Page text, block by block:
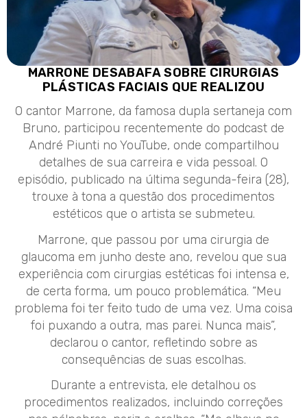
MARRONE DESABAFA SOBRE CIRURGIAS
PLÁSTICAS FACIAIS QUE REALIZOU
O cantor Marrone, da famosa dupla sertaneja com
Bruno, participou recentemente do podcast de
André Piunti no YouTube, onde compartilhou
detalhes de sua carreira e vida pessoal. O
episódio, publicado na última segunda-feira (28),
trouxe à tona a questão dos procedimentos
estéticos que o artista se submeteu.
Marrone, que passou por uma cirurgia de
glaucoma em junho deste ano, revelou que sua
experiência com cirurgias estéticas foi intensa e,
de certa forma, um pouco problemática. “Meu
problema foi ter feito tudo de uma vez. Uma coisa
foi puxando a outra, mas parei. Nunca mais”,
declarou o cantor, refletindo sobre as
consequências de suas escolhas.
Durante a entrevista, ele detalhou os
procedimentos realizados, incluindo correções